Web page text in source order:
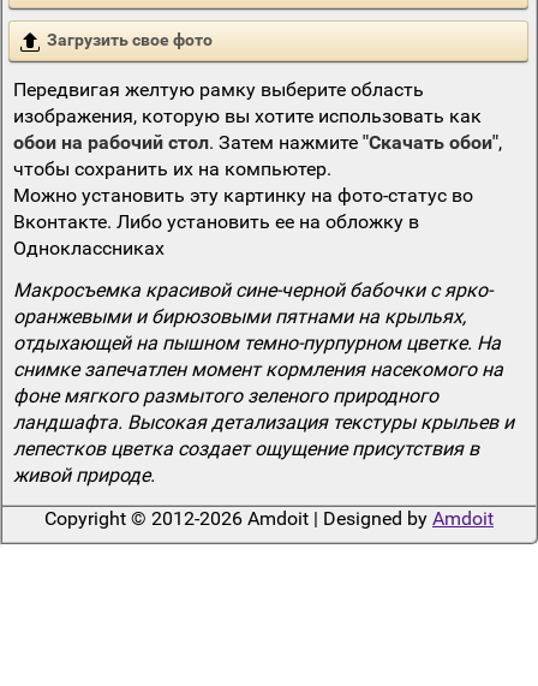
Загрузить свое фото
Передвигая желтую рамку выберите область
изображения, которую вы хотите использовать как
обои на рабочий стол. Затем нажмите "Скачать обои",
чтобы сохранить их на компьютер.
Можно установить эту картинку на фото-статус во
Вконтакте. Либо установить ее на обложку в
Одноклассниках
Макросъемка красивой сине-черной бабочки с ярко-
оранжевыми и бирюзовыми пятнами на крыльях,
отдыхающей на пышном темно-пурпурном цветке. На
снимке запечатлен момент кормления насекомого на
фоне мягкого размытого зеленого природного
ландшафта. Высокая детализация текстуры крыльев и
лепестков цветка создает ощущение присутствия в
живой природе.
Copyright © 2012-2026 Amdoit | Designed by Amdoit